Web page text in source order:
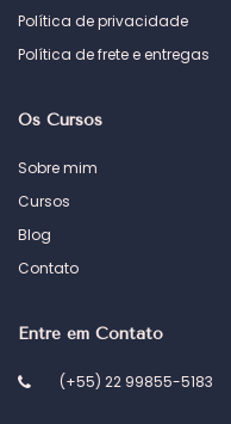
Política de privacidade
Política de frete e entregas
Os Cursos
Sobre mim
Cursos
Blog
Contato
Entre em Contato
(+55) 22 99855-5183